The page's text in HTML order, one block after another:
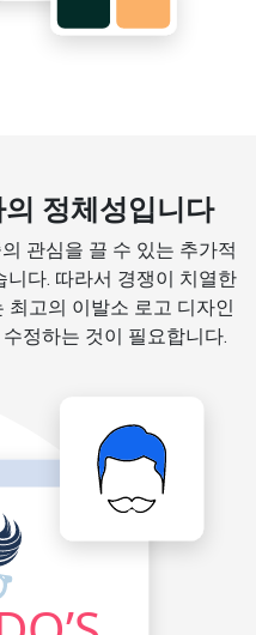
정체성입니다
관심을 끌 수 있는 추가적
다. 따라서 경쟁이 치열한
고의 이발소 로고 디자인
정하는 것이 필요합니다.